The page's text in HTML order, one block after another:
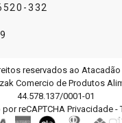
332
reservados ao
Comercio de Produtos
44.578.137/0001-01
reCAPTCHA Privacidade -